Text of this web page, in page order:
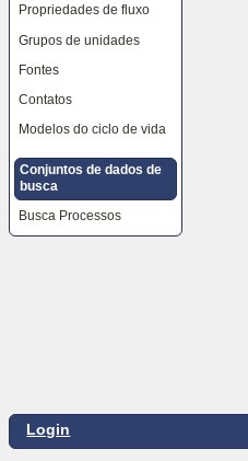
as
do
o
de
idiomas
e
caminho
de
navegação
Propriedades de fluxo
Grupos de unidades
Fontes
Contatos
Modelos do ciclo de vida
Conjuntos de dados de
busca
Busca Processos
Login